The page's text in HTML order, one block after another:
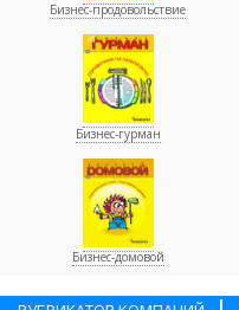
Бизнес-продовольствие
Бизнес-гурман
Бизнес-домовой